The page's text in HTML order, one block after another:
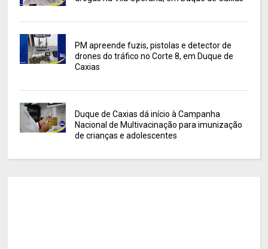
PM apreende fuzis, pistolas e detector de
drones do tráfico no Corte 8, em Duque de
Caxias
Duque de Caxias dá início à Campanha
Nacional de Multivacinação para imunização
de crianças e adolescentes